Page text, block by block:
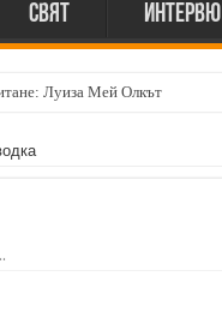
Свят Интервю
Луиза Мей Олкът